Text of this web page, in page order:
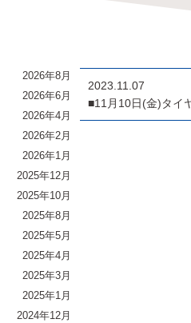
2026年8月
2026年6月
2026年4月
2026年2月
2026年1月
2025年12月
2025年10月
2025年8月
2025年5月
2025年4月
2025年3月
2025年1月
2024年12月
2023.11.07
■11月10日(金)タイ